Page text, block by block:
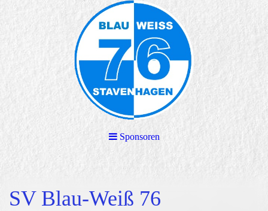
Sponsoren
SV Blau-Weiß 76